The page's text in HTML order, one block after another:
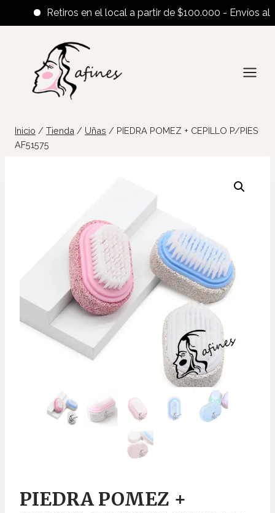
Retiros en el local a partir de $100.000 - Envíos al
contenido
Inicio / Tienda / Uñas / PIEDRA POMEZ + CEPILLO P/PIES
AF51575
PIEDRA POMEZ +